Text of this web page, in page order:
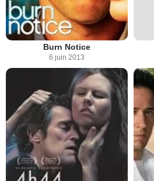
Burn Notice
6 juin 2013